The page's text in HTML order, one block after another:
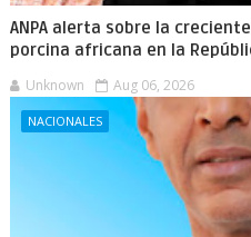
ANPA alerta sobre la
porcina africana en la
Unknown Aug 06, 2026
NACIONALES